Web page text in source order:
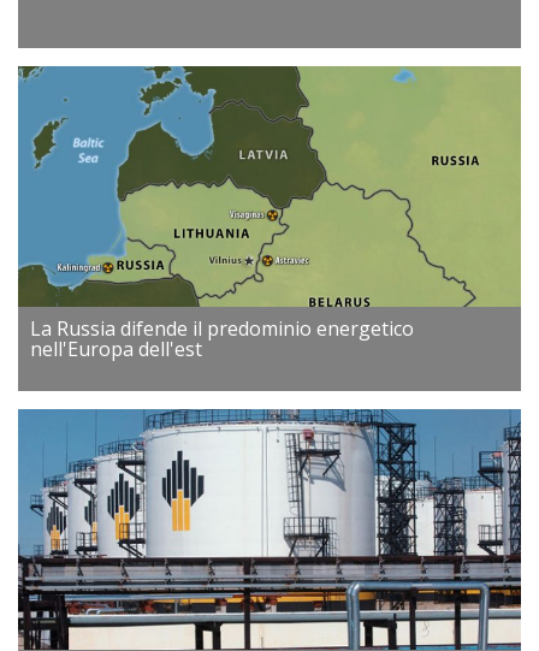
La Russia difende il predominio energetico
nell'Europa dell'est